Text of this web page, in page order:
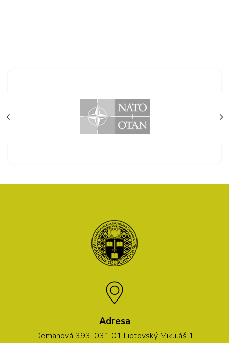
Adresa
Demänová 393, 031 01 Liptovský Mikuláš 1